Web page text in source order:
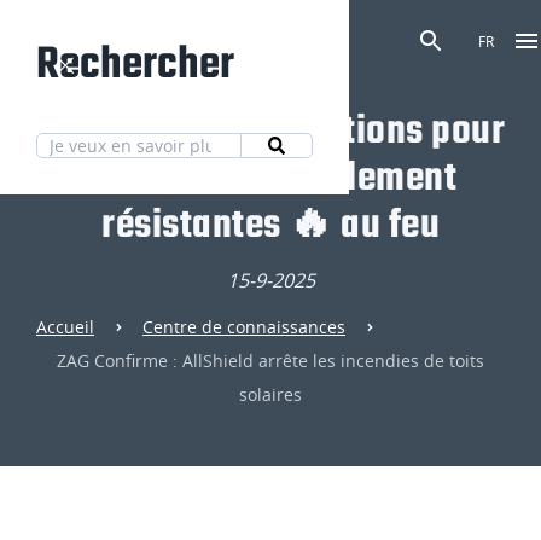
FR
Rechercher
Découvrez nos solutions pour
des toitures totalement
résistantes 🔥 au feu
15-9-2025
Accueil
Centre de connaissances
ZAG Confirme : AllShield arrête les incendies de toits
solaires